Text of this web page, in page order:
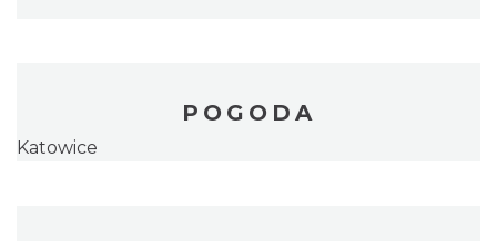
POGODA
Katowice